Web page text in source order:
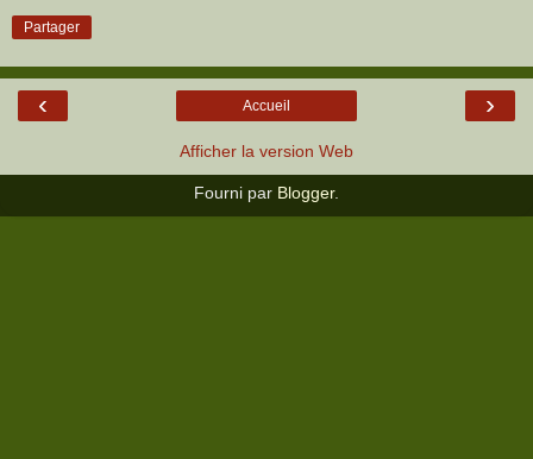
Partager
‹ ›
Accueil
Afficher la version Web
Fourni par Blogger.